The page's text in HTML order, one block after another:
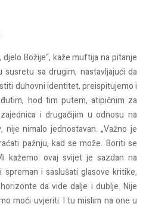
Božije“, kaže muftija na pitanje
sa drugim, nastavljajući da
duhovni identitet, preispitujemo i
hod tim putem, atipičnim za
i drugačijim u odnosu na
nije nimalo jednostavan. „Važno je
pažnju, kad se može. Boriti se
kažemo: ovaj svijet je sazdan na
i saslušati glasove kritike,
da vide dalje i dublje. Nije
moći uvjeriti. I tu mislim na one u